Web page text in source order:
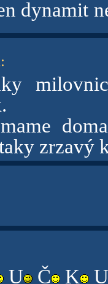
dynamit
:
zrzavý
U Č K U